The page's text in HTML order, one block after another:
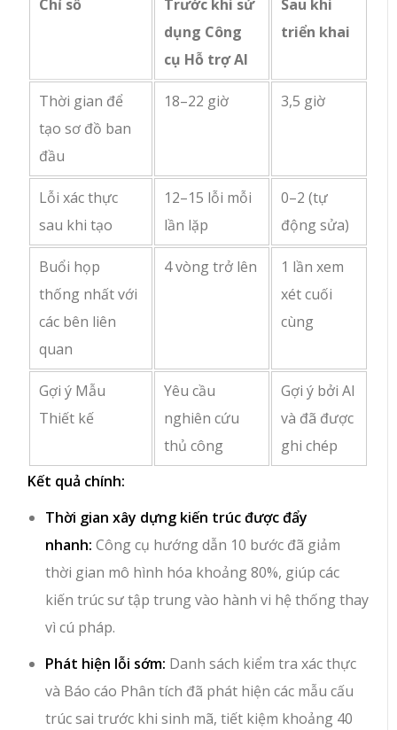
Chỉ số
Trước khi sử
dụng Công
cụ Hỗ trợ AI
Sau khi
triển khai
Thời gian để
tạo sơ đồ ban
đầu
18–22 giờ 3,5 giờ
Lỗi xác thực
sau khi tạo
12–15 lỗi mỗi
lần lặp
0–2 (tự
động sửa)
Buổi họp
thống nhất với
các bên liên
quan
4 vòng trở lên
1 lần xem
xét cuối
cùng
Gợi ý Mẫu
Thiết kế
Yêu cầu
nghiên cứu
thủ công
Gợi ý bởi AI
và đã được
ghi chép
Kết quả chính:
Thời gian xây dựng kiến trúc được đẩy
nhanh: Công cụ hướng dẫn 10 bước đã giảm
thời gian mô hình hóa khoảng 80%, giúp các
kiến trúc sư tập trung vào hành vi hệ thống thay
vì cú pháp.
Phát hiện lỗi sớm: Danh sách kiểm tra xác thực
và Báo cáo Phân tích đã phát hiện các mẫu cấu
trúc sai trước khi sinh mã, tiết kiệm khoảng 40